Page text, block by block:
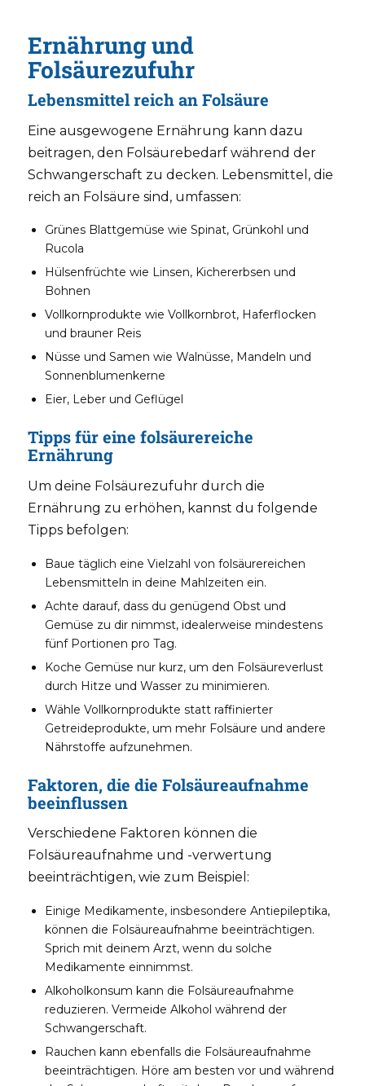
Ernährung und
Folsäurezufuhr
Lebensmittel reich an Folsäure
Eine ausgewogene Ernährung kann dazu
beitragen, den Folsäurebedarf während der
Schwangerschaft zu decken. Lebensmittel, die
reich an Folsäure sind, umfassen:
Grünes Blattgemüse wie Spinat, Grünkohl und
Rucola
Hülsenfrüchte wie Linsen, Kichererbsen und
Bohnen
Vollkornprodukte wie Vollkornbrot, Haferflocken
und brauner Reis
Nüsse und Samen wie Walnüsse, Mandeln und
Sonnenblumenkerne
Eier, Leber und Geflügel
Tipps für eine folsäurereiche
Ernährung
Um deine Folsäurezufuhr durch die
Ernährung zu erhöhen, kannst du folgende
Tipps befolgen:
Baue täglich eine Vielzahl von folsäurereichen
Lebensmitteln in deine Mahlzeiten ein.
Achte darauf, dass du genügend Obst und
Gemüse zu dir nimmst, idealerweise mindestens
fünf Portionen pro Tag.
Koche Gemüse nur kurz, um den Folsäureverlust
durch Hitze und Wasser zu minimieren.
Wähle Vollkornprodukte statt raffinierter
Getreideprodukte, um mehr Folsäure und andere
Nährstoffe aufzunehmen.
Faktoren, die die Folsäureaufnahme
beeinflussen
Verschiedene Faktoren können die
Folsäureaufnahme und -verwertung
beeinträchtigen, wie zum Beispiel:
Einige Medikamente, insbesondere Antiepileptika,
können die Folsäureaufnahme beeinträchtigen.
Sprich mit deinem Arzt, wenn du solche
Medikamente einnimmst.
Alkoholkonsum kann die Folsäureaufnahme
reduzieren. Vermeide Alkohol während der
Schwangerschaft.
Rauchen kann ebenfalls die Folsäureaufnahme
beeinträchtigen. Höre am besten vor und während